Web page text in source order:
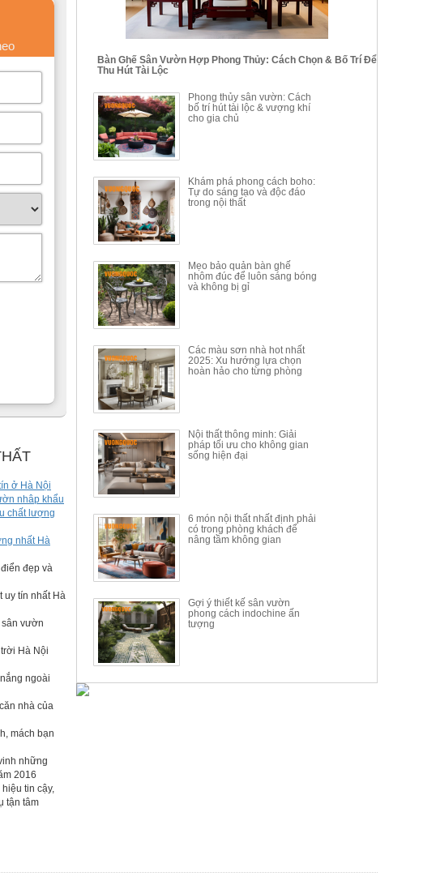
ở Hà Nội
nhâp khẩu
chất lượng
nhất Hà
đẹp và
uy tín nhất Hà
sân vườn
Hà Nội
ngoài
nhà của
mách bạn
những
2016
tin cậy,
tận tâm
BỘ BÀN TRÀ GỖ PHONG
CÁCH MỚI KẾT HỢP KHAY
NHÚNG TRÀ YDX
Mã sp: BT150.46
17.617.500đ
34.100.000đ
BỘ BÀN GHẾ CAFE KIỂU
DÁNG ĐƠN GIẢN HIỆN ĐẠI
HOY8010
BÀN GHẾ TRANG ĐIỂM
THÔNG MINH HIỆN ĐẠI
TÍCH HỢP SẠC...
Mã sp: HH.BTD08
6.510.000đ
BỘ BÀN ĂN ĐẢO MẶT ĐÁ
PHIẾN AK3699
Bàn Ghế Sân Vườn Hợp Phong Thủy: Cách Chọn & Bố Trí Để
Thu Hút Tài Lộc
Phong thủy sân vườn: Cách
bố trí hút tài lộc & vượng khí
cho gia chủ
Khám phá phong cách boho:
Tự do sáng tạo và độc đáo
trong nội thất
Mẹo bảo quản bàn ghế
nhôm đúc để luôn sáng bóng
và không bị gỉ
Các màu sơn nhà hot nhất
2025: Xu hướng lựa chọn
hoàn hảo cho từng phòng
Nội thất thông minh: Giải
pháp tối ưu cho không gian
sống hiện đại
6 món nội thất nhất định phải
có trong phòng khách để
nâng tầm không gian
Gợi ý thiết kế sân vườn
phong cách indochine ấn
tượng